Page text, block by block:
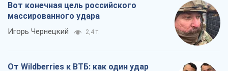
Вот конечная цель российского
массированного удара
Игорь Чернецкий 2,4 т.
От Wildberries к ВТБ: как один удар